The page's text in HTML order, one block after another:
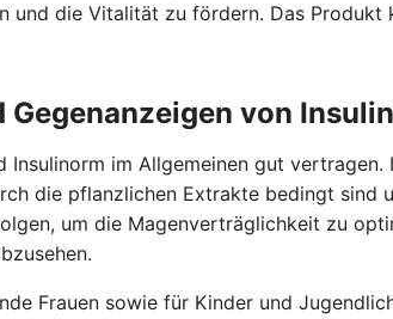
und die Vitalität zu fördern. Das
von
im Allgemeinen gut
die pflanzlichen Extrakte bedingt sind
um die Magenverträglichkeit zu
Frauen sowie für Kinder und